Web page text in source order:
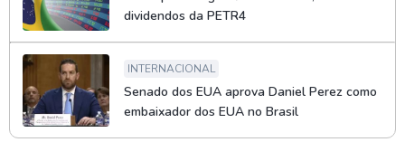
dividendos da PETR4
INTERNACIONAL
Senado dos EUA aprova Daniel Perez como
embaixador dos EUA no Brasil